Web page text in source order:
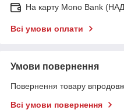
На карту Mono Bank
Всі умови оплати
Умови повернення
Повернення товару
Всі умови повернення